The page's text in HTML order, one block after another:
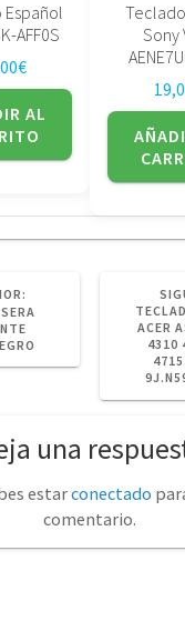
AFF0S
€
AL
Sony
ANTERIOR:
ACER
4310
una
estarconectado
comentario.